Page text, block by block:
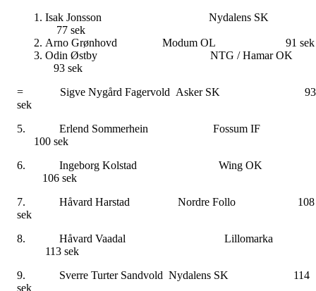
Isak Jonsson Nydalens
77 sek
Arno Grønhovd Modum OL 91 sek
Odin Østby NTG / Hamar
93 sek
= Sigve Nygård Fagervold Asker SK 93
sek
5. Erlend Sommerhein Fossum IF
100 sek
6. Ingeborg Kolstad Wing
106 sek
7. Håvard Harstad Nordre Follo 108
sek
8. Håvard Vaadal
113 sek
9. Sverre Turter Sandvold Nydalens SK 114
sek